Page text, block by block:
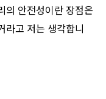
의 안전성이란 장점은
라고 저는 생각합니